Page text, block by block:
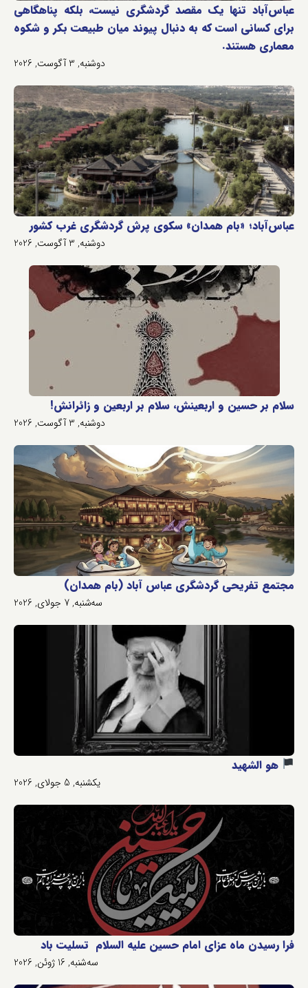
عباس‌آباد تنها یک مقصد گردشگری نیست، بلکه پناهگاهی
برای کسانی است که به دنبال پیوند میان طبیعت بکر و شکوه
معماری هستند.
دوشنبه, 3 آگوست, 2026
عباس‌آباد؛ «بام همدان» سکوی پرش گردشگری غرب کشور
دوشنبه, 3 آگوست, 2026
سلام بر حسین و اربعینش، سلام بر اربعین و زائرانش!
دوشنبه, 3 آگوست, 2026
مجتمع تفریحی گردشگری عباس آباد (بام همدان)
سه‌شنبه, 7 جولای, 2026
هو الشهید
یکشنبه, 5 جولای, 2026
فرا رسیدن ماه عزای امام حسین علیه السلام تسلیت باد
سه‌شنبه, 16 ژوئن, 2026